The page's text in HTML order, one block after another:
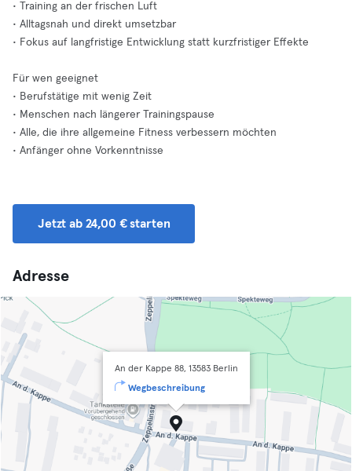
• Training an der frischen Luft
• Alltagsnah und direkt umsetzbar
• Fokus auf langfristige Entwicklung statt kurzfristiger Effekte
Für wen geeignet
• Berufstätige mit wenig Zeit
• Menschen nach längerer Trainingspause
• Alle, die ihre allgemeine Fitness verbessern möchten
• Anfänger ohne Vorkenntnisse
Jetzt ab 24,00 € starten
Adresse
An der Kappe 88, 13583 Berlin
Wegbeschreibung